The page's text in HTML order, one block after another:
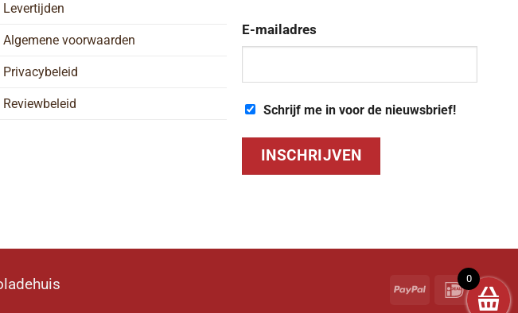
Levertijden
Algemene voorwaarden
Privacybeleid
Reviewbeleid
E-mailadres
Schrijf me in voor de nieuwsbrief!
PayPalIDeal
0